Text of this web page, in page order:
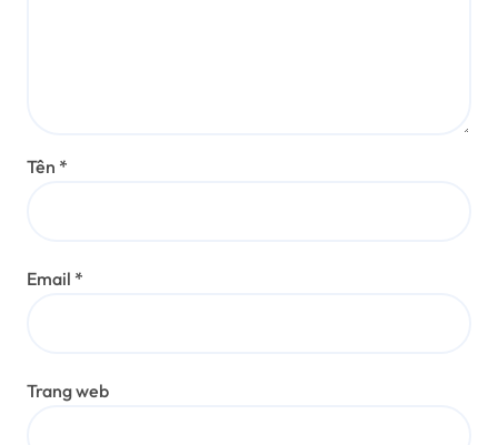
Tên *
Email *
Trang web